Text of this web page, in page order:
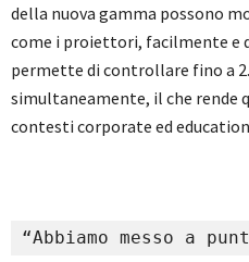
della nuova gamma possono
come i proiettori, facilmente e
permette di controllare fino a
simultaneamente, il che rende
contesti corporate ed
“Abbiamo messo a